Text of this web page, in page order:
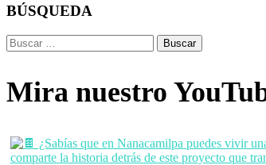
BÚSQUEDA
Buscar:
Mira nuestro